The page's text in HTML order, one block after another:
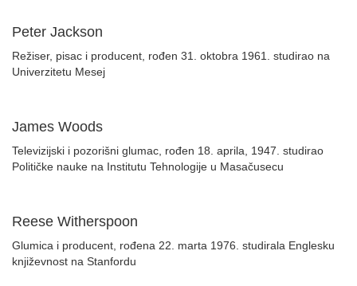
Peter Jackson
Režiser, pisac i producent, rođen 31. oktobra 1961. studirao na
Univerzitetu Mesej
James Woods
Televizijski i pozorišni glumac, rođen 18. aprila, 1947. studirao
Političke nauke na Institutu Tehnologije u Masačusecu
Reese Witherspoon
Glumica i producent, rođena 22. marta 1976. studirala Englesku
književnost na Stanfordu